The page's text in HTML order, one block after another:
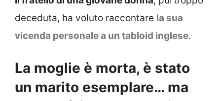
deceduta, ha voluto raccontare la sua
vicenda personale a un tabloid inglese.
La moglie è morta, è stato
un marito esemplare… ma